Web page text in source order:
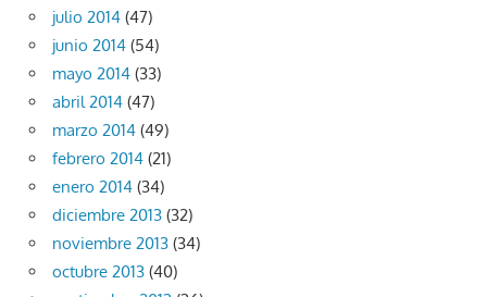
julio 2014 (47)
junio 2014 (54)
mayo 2014 (33)
abril 2014 (47)
marzo 2014 (49)
febrero 2014 (21)
enero 2014 (34)
diciembre 2013 (32)
noviembre 2013 (34)
octubre 2013 (40)